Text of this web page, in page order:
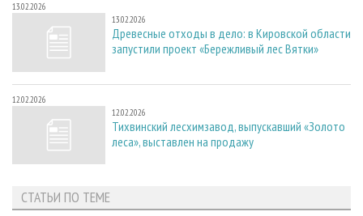
13.02.2026
13.02.2026
Древесные отходы в дело: в Кировской области
запустили проект «Бережливый лес Вятки»
12.02.2026
12.02.2026
Тихвинский лесхимзавод, выпускавший «Золото
леса», выставлен на продажу
СТАТЬИ ПО ТЕМЕ